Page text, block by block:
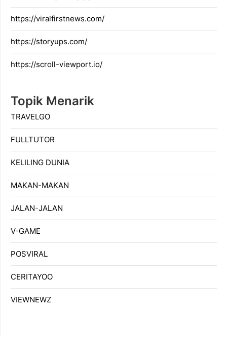
https://viralfirstnews.com/
https://storyups.com/
https://scroll-viewport.io/
Topik Menarik
TRAVELGO
FULLTUTOR
KELILING DUNIA
MAKAN-MAKAN
JALAN-JALAN
V-GAME
POSVIRAL
CERITAYOO
VIEWNEWZ